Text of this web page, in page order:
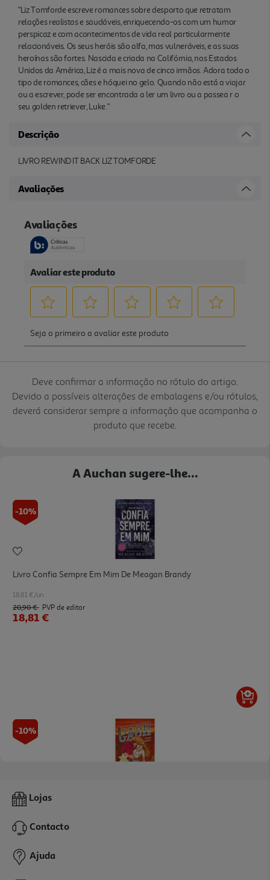
"Liz Tomforde escreve romances sobre desporto que retratam
relações realistas e saudáveis, enriquecendo-os com um humor
perspicaz e com acontecimentos de vida real particularmente
relacionáveis. Os seus heróis são alfa, mas vulneráveis, e as suas
heroínas são fortes. Nascida e criada na Califórnia, nos Estados
Unidos da América, Liz é a mais nova de cinco irmãos. Adora todo o
tipo de romances, cães e hóquei no gelo. Quando não está a viajar
ou a escrever, pode ser encontrada a ler um livro ou a passea r o
seu golden retriever, Luke."
Descrição
LIVRO REWIND IT BACK LIZ TOMFORDE
Avaliações
Deve confirmar a informação no rótulo do artigo.
Devido a possíveis alterações de embalagens e/ou rótulos,
deverá considerar sempre a informação que acompanha o
produto que recebe.
A Auchan sugere-lhe...
-10%
Livro Confia Sempre Em Mim De Meagan Brandy
18.81 €/un
20,90 € PVP de editor
18,81 €
-10%
Livro Cash De Jessica Peterson
19,45 € PVP de editor
17,51 €
Lojas
Contacto
Ajuda